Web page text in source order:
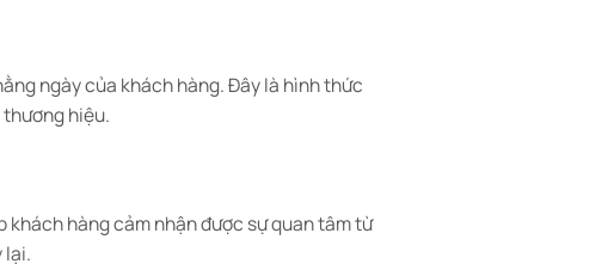
ngày của khách hàng. Đây là hình thức
hiệu.
hàng cảm nhận được sự quan tâm từ
lại.